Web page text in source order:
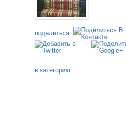
поделиться
в категорию